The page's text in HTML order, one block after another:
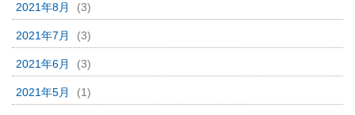
2021年8月 (3)
2021年7月 (3)
2021年6月 (3)
2021年5月 (1)